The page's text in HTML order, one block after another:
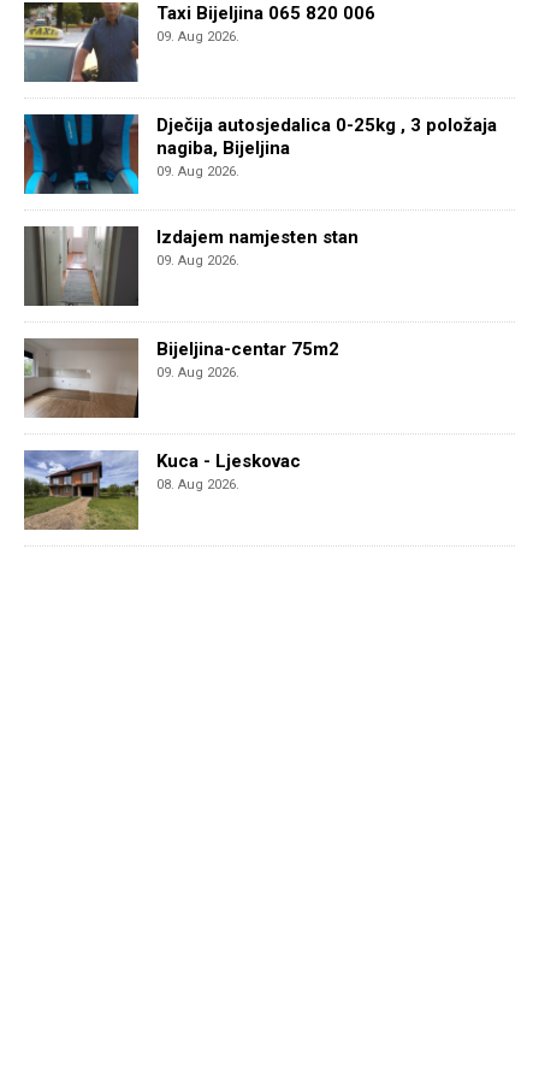
Taxi Bijeljina 065 820 006
09. Aug 2026.
Dječija autosjedalica 0-25kg , 3 položaja
nagiba, Bijeljina
09. Aug 2026.
Izdajem namjesten stan
09. Aug 2026.
Bijeljina-centar 75m2
09. Aug 2026.
Kuca - Ljeskovac
08. Aug 2026.